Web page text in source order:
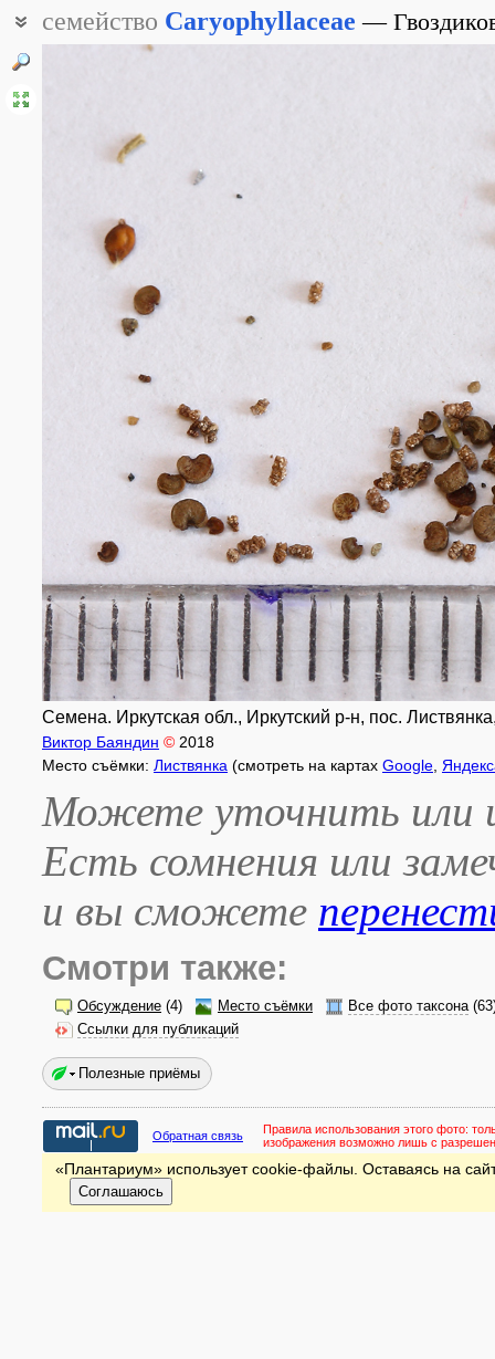
семейство Caryophyllaceae
Семена. Иркутская обл., Иркутский р-н, пос.
Виктор Баяндин © 2018
Место съёмки: Листвянка (смотреть на картах Google
Можете уточнить или
Есть сомнения или
и вы сможете
Смотри также:
Обсуждение (4) Место съёмки Все фото таксона
Ссылки для публикаций
Полезные приёмы
Обратная связь Правила использования этого фото:
изображения возможно лишь с
«Плантариум» использует cookie-файлы. Оставаясь на
Соглашаюсь